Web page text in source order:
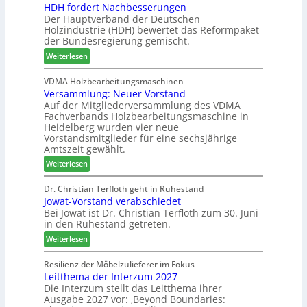
i
n
d
e
r
c
h
e
n
2
0
2
6
e
t
B
e
s
u
c
h
e
r
z
a
h
l
e
n
a
t
b
o
t
h
i
l
f
t
b
e
i
P
r
o
d
u
k
t
s
u
c
h
e
HDH fordert Nachbesserungen
Der Hauptverband der Deutschen
Holzindustrie (HDH) bewertet das Reformpaket
der Bundesregierung gemischt.
Weiterlesen:
H
D
H
f
o
r
d
e
r
t
N
a
c
h
b
e
s
s
e
r
VDMA Holzbearbeitungsmaschinen
Versammlung: Neuer Vorstand
Auf der Mitgliederversammlung des VDMA
Fachverbands Holzbearbeitungsmaschine in
Heidelberg wurden vier neue
Vorstandsmitglieder für eine sechsjährige
Amtszeit gewählt.
Weiterlesen:
V
e
r
s
a
m
l
u
n
g
Dr. Christian Terfloth geht in Ruhestand
Jowat-Vorstand verabschiedet
Bei Jowat ist Dr. Christian Terfloth zum 30. Juni
in den Ruhestand getreten.
Weiterlesen:
J
o
w
a
t
Resilienz der Möbelzulieferer im Fokus
Leitthema der Interzum 2027
Die Interzum stellt das Leitthema ihrer
Ausgabe 2027 vor: ‚Beyond Boundaries: